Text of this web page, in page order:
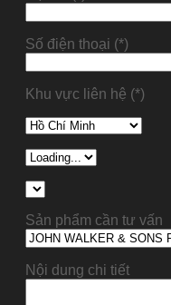
Số điện thoại (*)
Khu vực liên hệ (*)
Sản phẩm cần tư vấn
Nội dung chi tiết